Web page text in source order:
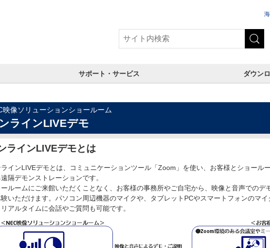
サポート・サービス ダウン
映像ソリューションショールーム
ラインLIVEデモ
ラインLIVEデモとは
ラインLIVEデモとは、コミュニケーションツール「Zoom」を使い、お客様とショール
隔デモンストレーションです。
ールームにご来館いただくことなく、お客様の事務所やご自宅から、映像と音声でのデ
験いただけます。パソコン周辺機器のマイクや、タブレットPCやスマートフォンのマイ
アルタイムに会話やご質問も可能です。